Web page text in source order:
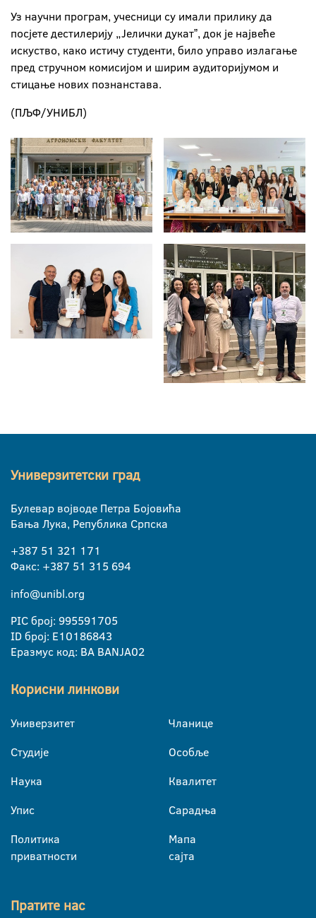
Уз научни програм, учесници су имали прилику да
посјете дестилерију „Јелички дукатˮ, док је највеће
искуство, како истичу студенти, било управо излагање
пред стручном комисијом и ширим аудиторијумом и
стицање нових познанстава.
(ПЉФ/УНИБЛ)
Универзитетски град
Булевар војводе Петра Бојовића
Бања Лука, Република Српска
+387 51 321 171
Факс: +387 51 315 694
info@unibl.org
PIC број: 995591705
ID број: E10186843
Еразмус код: BA BANJA02
Корисни линкови
Универзитет
Студије
Наука
Упис
Политика
приватности
Чланице
Особље
Квалитет
Сарадња
Мапа
сајта
Пратите нас